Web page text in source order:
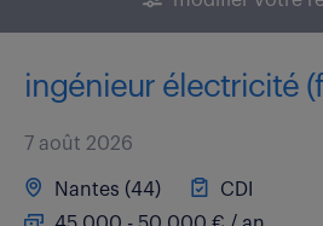
ingénieur électricité
7 août 2026
Nantes (44)
CDI